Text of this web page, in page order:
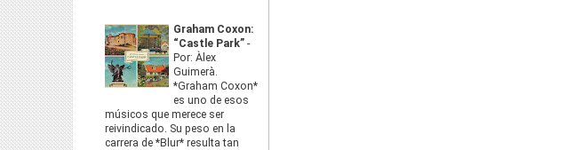
Graham Coxon:
“Castle Park” -
Por: Àlex
Guimerà.
*Graham Coxon*
es uno de esos
músicos que merece ser
reivindicado. Su peso en la
carrera de *Blur* resulta tan